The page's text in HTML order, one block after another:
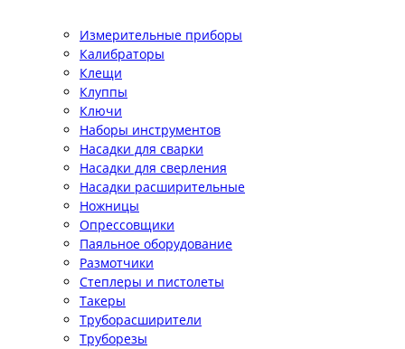
Измерительные приборы
Калибраторы
Клещи
Клуппы
Ключи
Наборы инструментов
Насадки для сварки
Насадки для сверления
Насадки расширительные
Ножницы
Опрессовщики
Паяльное оборудование
Размотчики
Степлеры и пистолеты
Такеры
Труборасширители
Труборезы